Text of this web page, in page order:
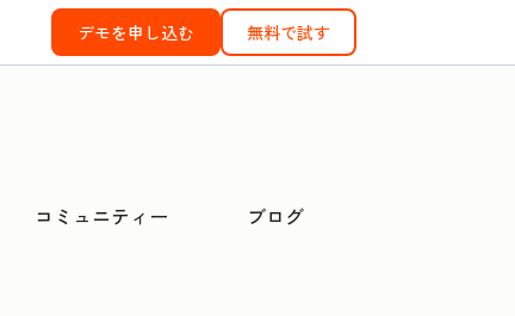
デモを申し込む 無料で試す
コミュニティー ブログ